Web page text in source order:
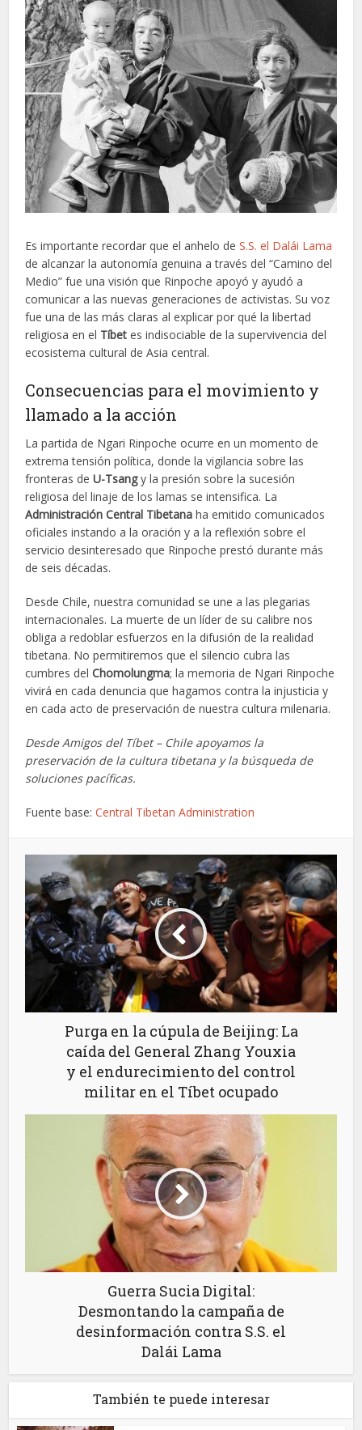
Es importante recordar que el anhelo deS.S. el Dalái Lama
de alcanzar la autonomía genuina a través del “Camino del
Medio” fue una visión que Rinpoche apoyó y ayudó a
comunicar a las nuevas generaciones de activistas. Su voz
fue una de las más claras al explicar por qué la libertad
religiosa en el Tíbet es indisociable de la supervivencia del
ecosistema cultural de Asia central.
Consecuencias para el movimiento y
llamado a la acción
La partida de Ngari Rinpoche ocurre en un momento de
extrema tensión política, donde la vigilancia sobre las
fronteras deU-Tsangy la presión sobre la sucesión
religiosa del linaje de los lamas se intensifica. La
Administración Central Tibetana ha emitido comunicados
oficiales instando a la oración y a la reflexión sobre el
servicio desinteresado que Rinpoche prestó durante más
de seis décadas.
Desde Chile, nuestra comunidad se une a las plegarias
internacionales. La muerte de un líder de su calibre nos
obliga a redoblar esfuerzos en la difusión de la realidad
tibetana. No permitiremos que el silencio cubra las
cumbres delChomolungma; la memoria de Ngari Rinpoche
vivirá en cada denuncia que hagamos contra la injusticia y
en cada acto de preservación de nuestra cultura milenaria.
Desde Amigos del Tíbet – Chile apoyamos la
preservación de la cultura tibetana y la búsqueda de
soluciones pacíficas.
Fuente base:Central Tibetan Administration
Purga en la cúpula de Beijing: La
caída del General Zhang Youxia
y el endurecimiento del control
militar en el Tíbet ocupado
Guerra Sucia Digital:
Desmontando la campaña de
desinformación contra S.S. el
Dalái Lama
También te puede interesar